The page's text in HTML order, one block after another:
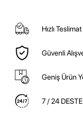
Hızlı Teslimat
Güvenli
Geniş Ürün
7 / 24